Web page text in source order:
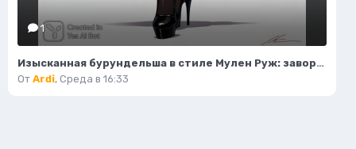
1
Изысканная бурундельша в стиле Мулен Руж: завораживающая мода и красота. Генерация из нейронной сети Flux 1
От Ardi, Среда в 16:33